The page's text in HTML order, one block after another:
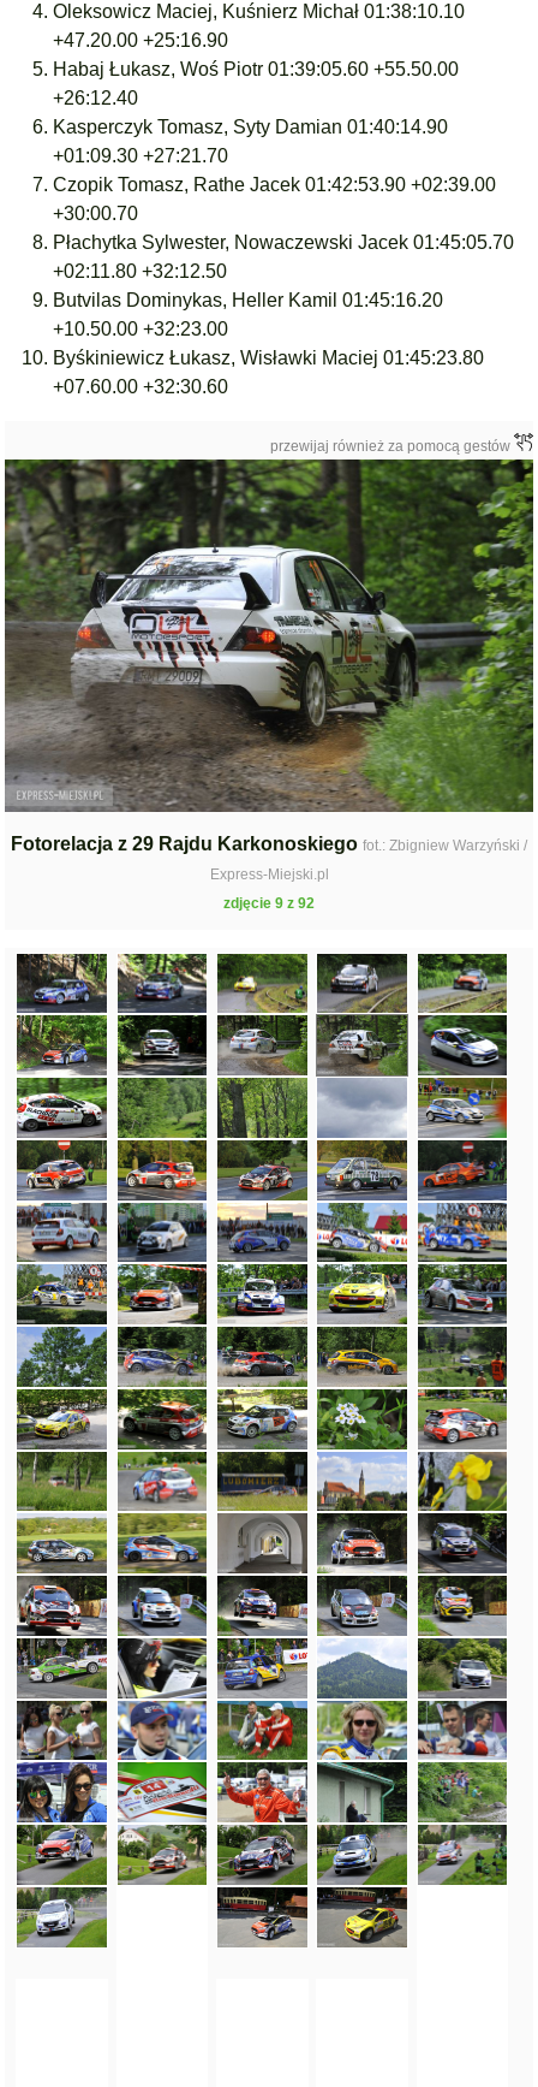
Oleksowicz Maciej, Kuśnierz Michał 01:38:10.10
+47.20.00 +25:16.90
Habaj Łukasz, Woś Piotr 01:39:05.60 +55.50.00
+26:12.40
Kasperczyk Tomasz, Syty Damian 01:40:14.90
+01:09.30 +27:21.70
Czopik Tomasz, Rathe Jacek 01:42:53.90 +02:39.00
+30:00.70
Płachytka Sylwester, Nowaczewski Jacek 01:45:05.70
+02:11.80 +32:12.50
Butvilas Dominykas, Heller Kamil 01:45:16.20
+10.50.00 +32:23.00
Byśkiniewicz Łukasz, Wisławki Maciej 01:45:23.80
+07.60.00 +32:30.60
przewijaj również za pomocą gestów
Fotorelacja z 29 Rajdu Karkonoskiego fot.: Zbigniew Warzyński /
Express-Miejski.pl
zdjęcie 9 z 92